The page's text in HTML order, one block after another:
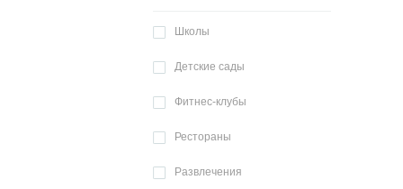
Школы
Детские сады
Фитнес-клубы
Рестораны
Развлечения